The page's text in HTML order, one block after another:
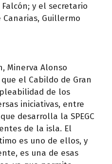
Falcón; y el secretario
Guillermo
Minerva Alonso
el Cabildo de Gran
de los
iniciativas, entre
desarrolla la SPEGC
de la isla. El
es uno de ellos, y
es una de esas